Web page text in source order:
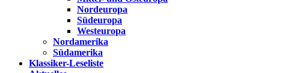
Nordeuropa
Südeuropa
Westeuropa
Nordamerika
Südamerika
Klassiker-Leseliste